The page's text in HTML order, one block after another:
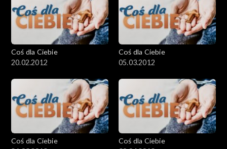
Coś dla Ciebie
20.02.2012
Coś dla Ciebie
05.03.2012
Coś dla Ciebie
Coś dla Ciebie